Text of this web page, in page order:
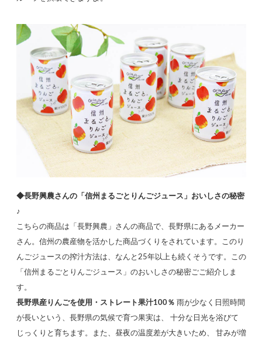
◆長野興農さんの「信州まるごとりんごジュース」おいしさの秘密
♪
こちらの商品は「長野興農」さんの商品で、長野県にあるメーカー
さん。信州の農産物を活かした商品づくりをされています。このり
んごジュースの搾汁方法は、なんと25年以上も続くそうです。この
「信州まるごとりんごジュース」のおいしさの秘密ごご紹介しま
す。
長野県産りんごを使用・ストレート果汁100％ 雨が少なく日照時間
が長いという、長野県の気候で育つ果実は、 十分な日光を浴びて
じっくりと育ちます。また、昼夜の温度差が大きいため、 甘みが増